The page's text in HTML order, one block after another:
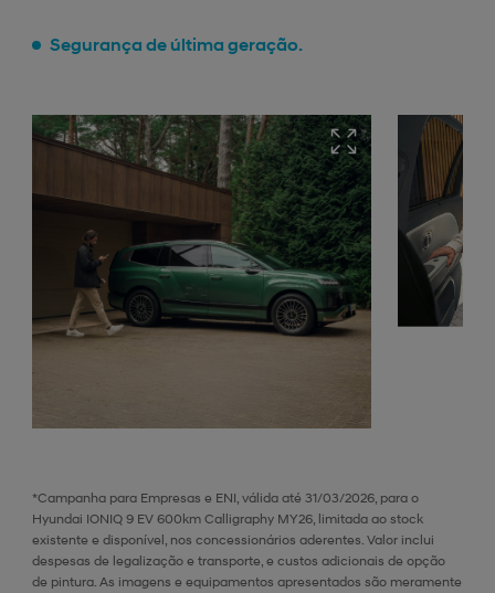
Segurança de última geração.
*Campanha para Empresas e ENI, válida até 31/03/2026, para o
Hyundai IONIQ 9 EV 600km Calligraphy MY26, limitada ao stock
existente e disponível, nos concessionários aderentes. Valor inclui
despesas de legalização e transporte, e custos adicionais de opção
de pintura. As imagens e equipamentos apresentados são meramente